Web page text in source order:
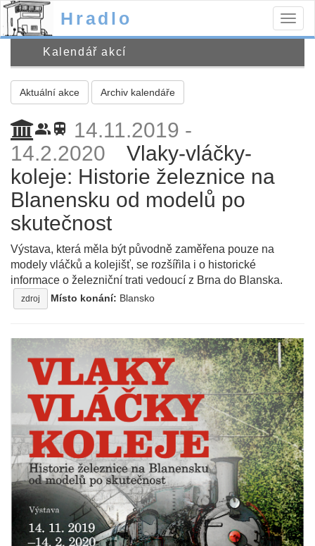
Hradlo
Kalendář akcí
Aktuální akce Archiv kalendáře
people_alt train 14.11.2019 -
14.2.2020
Vlaky-vláčky-
koleje: Historie železnice na
Blanensku od modelů po
skutečnost
Výstava, která měla být původně zaměřena pouze na
modely vláčků a kolejišť, se rozšířila i o historické
informace o železniční trati vedoucí z Brna do Blanska.
zdroj Místo konání: Blansko